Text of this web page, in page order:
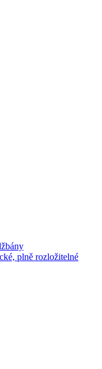
plně rozložitelné